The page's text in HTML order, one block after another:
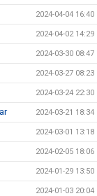
2024-04-04 16:40
2024-04-02 14:29
2024-03-30 08:47
2024-03-27 08:23
2024-03-24 22:30
2024-03-21 18:34
2024-03-01 13:18
2024-02-05 18:06
2024-01-29 13:50
2024-01-03 20:04